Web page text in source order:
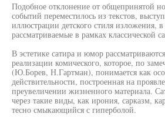
Подобное отклонение от общепринятой
событий переместилось из текстов,
иллюстрации детского стиля изложения, в
рассматриваемые в рамках классической
В эстетике сатира и юмор
реализации комического, которое, по
(Ю.Борев, Н.Гартман), понимается как
действительности, построенная на
преувеличении жизненного материала.
через такие виды, как ирония, сарказм,
тесно смыкающийся с гиперболой.